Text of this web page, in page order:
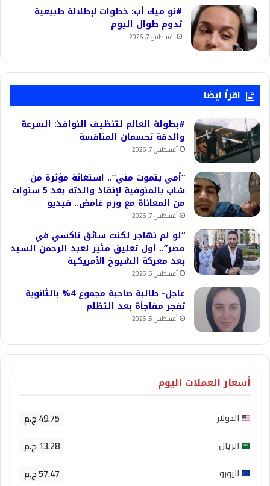
#نو ميك أب: خطوات لإطلالة طبيعية
تدوم طوال اليوم
أغسطس 7, 2026
اقرأ ايضا
#بطولة العالم لتنظيف النوافذ: السرعة
والدقة تحسمان المنافسة
أغسطس 7, 2026
“أمي بتموت مني”.. استغاثة مؤثرة من
شاب بالمنوفية لإنقاذ والدته بعد 5 سنوات
من المعاناة مع ورم غامض.. فيديو
أغسطس 7, 2026
“لو لم نهاجر لكنت سائق تاكسي في
مصر”.. أول تعليق مثير لعبد الرحمن السيد
بعد معركة الشيوخ الأمريكية
أغسطس 6, 2026
عاجل- طالبة صاحبة مجموع 4% بالثانوية
تفجر مفاجأة بعد التظلم
أغسطس 5, 2026
أسعار العملات اليوم
الدولار 49.75 ج.م
الريال 13.28 ج.م
اليورو 57.47 ج.م